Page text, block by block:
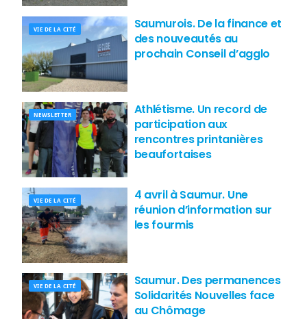
VIE DE LA CITÉ
Saumurois. De la finance et
des nouveautés au
prochain Conseil d’agglo
NEWSLETTER
Athlétisme. Un record de
participation aux
rencontres printanières
beaufortaises
VIE DE LA CITÉ
4 avril à Saumur. Une
réunion d’information sur
les fourmis
VIE DE LA CITÉ
Saumur. Des permanences
Solidarités Nouvelles face
au Chômage